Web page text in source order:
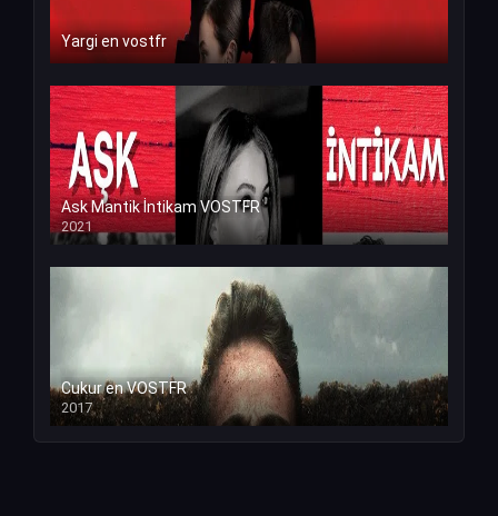
Yargi en vostfr
Ask Mantik İntikam VOSTFR
2021
Cukur en VOSTFR
2017